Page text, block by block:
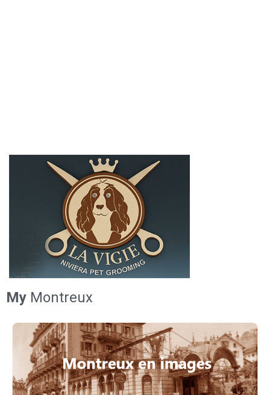
My Montreux